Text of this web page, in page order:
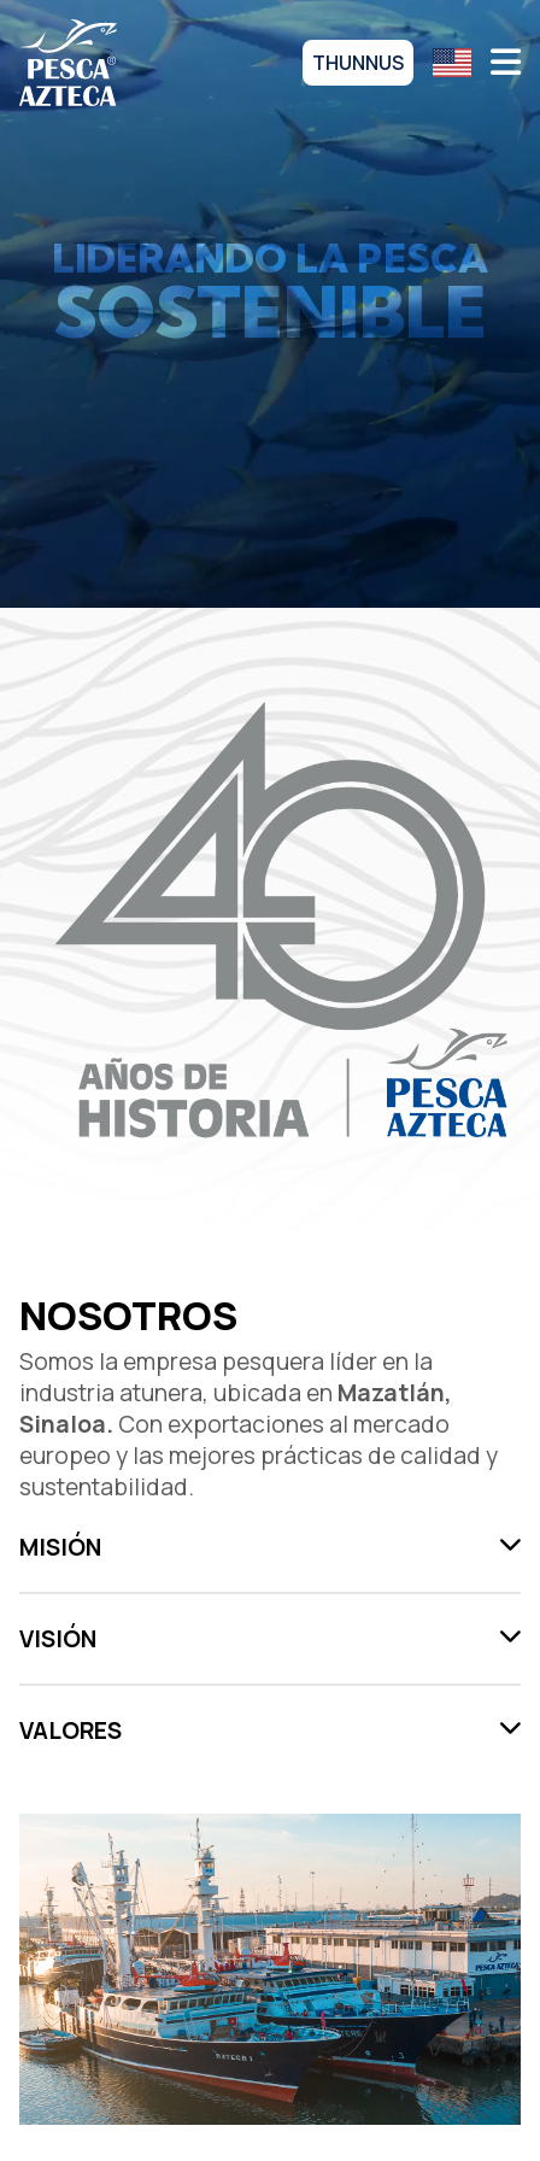
THUNNUS
LIDERANDO LA PESCA
SOSTENIBLE
NOSOTROS
Somos la empresa pesquera líder en la
industria atunera, ubicada en Mazatlán,
Sinaloa. Con exportaciones al mercado
europeo y las mejores prácticas de calidad y
sustentabilidad.
MISIÓN
VISIÓN
VALORES